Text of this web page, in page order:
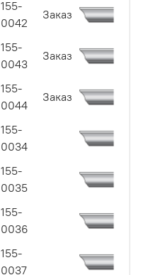
155-
0042
Заказ
155-
0043
Заказ
155-
0044
Заказ
155-
0034
155-
0035
155-
0036
155-
0037